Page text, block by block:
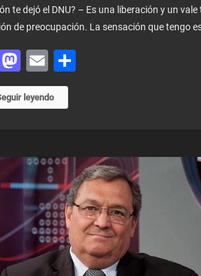
te dejó el DNU? – Es una liberación y un
de preocupación. La sensación que tengo
Mastodon
Email
leyendo